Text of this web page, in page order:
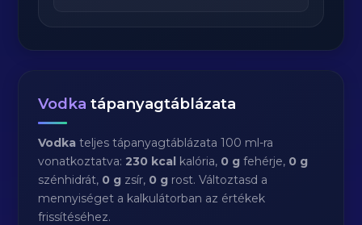
Vodka tápanyagtáblázata
Vodka teljes tápanyagtáblázata 100 ml-ra
vonatkoztatva:230 kcal kalória, 0 g fehérje, 0 g
szénhidrát, 0 g zsír, 0 g rost. Változtasd a
mennyiséget a kalkulátorban az értékek
frissítéséhez.